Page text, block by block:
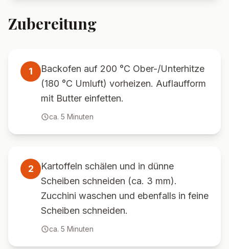
Zubereitung
1
Backofen auf 200 °C Ober-/Unterhitze
(180 °C Umluft) vorheizen. Auflaufform
mit Butter einfetten.
ca. 5 Minuten
2
Kartoffeln schälen und in dünne
Scheiben schneiden (ca. 3 mm).
Zucchini waschen und ebenfalls in feine
Scheiben schneiden.
ca. 5 Minuten